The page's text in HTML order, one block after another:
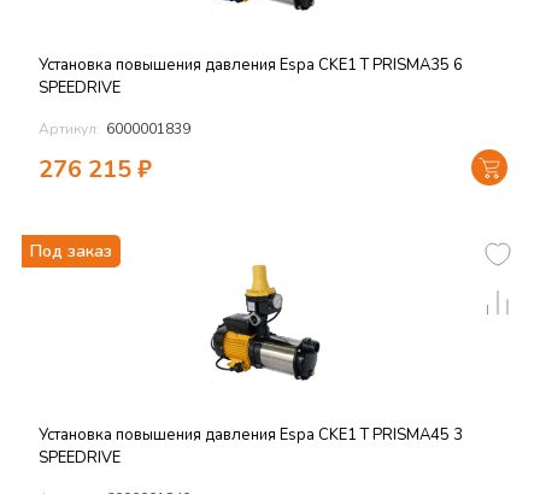
Установка повышения давления Espa CKE1 T PRISMA35 6
SPEEDRIVE
Артикул: 6000001839
276 215₽
Под заказ
Установка повышения давления Espa CKE1 T PRISMA45 3
SPEEDRIVE